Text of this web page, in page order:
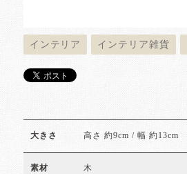
インテリア インテリア雑貨
大きさ 高さ 約9cm / 幅 約13cm
素材 木